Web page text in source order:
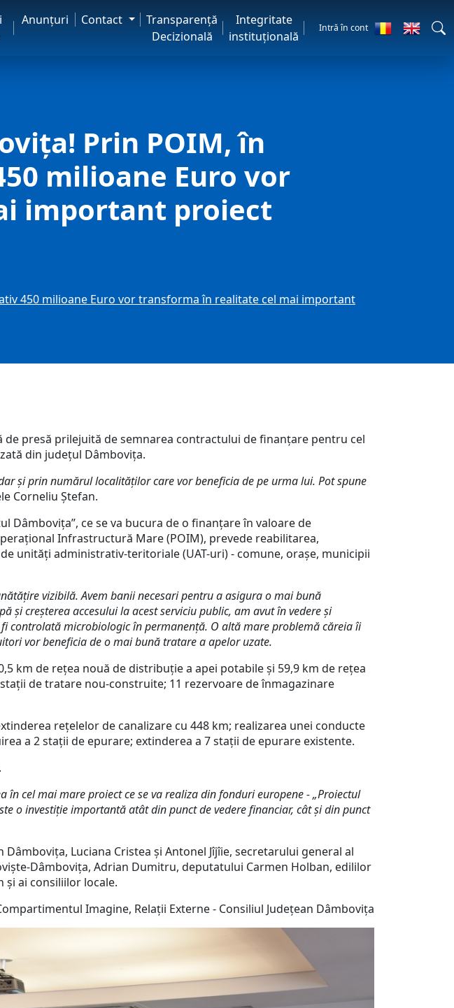
Anunţuri Contact
Transparență
Decizională
Integritate
instituțională
Intră în cont
Prin POIM, în
milioane Euro vor
important proiect
450 milioane Euro vor transforma în realitate cel mai important
presă prilejuită de semnarea contractului de finanțare pentru cel
din județul Dâmbovița.
și prin numărul localităților care vor beneficia de pe urma lui. Pot spune
Corneliu Ștefan.
Dâmbovița”, ce se va bucura de o finanțare în valoare de
Infrastructură Mare (POIM), prevede reabilitarea,
unități administrativ-teritoriale (UAT-uri) - comune, orașe, municipii
vizibilă. Avem banii necesari pentru a asigura o mai bună
creșterea accesului la acest serviciu public, am avut în vedere și
controlată microbiologic în permanență. O altă mare problemă căreia îi
vor beneficia de o mai bună tratare a apelor uzate.
km de rețea nouă de distribuție a apei potabile și 59,9 km de rețea
de tratare nou-construite; 11 rezervoare de înmagazinare
rețelelor de canalizare cu 448 km; realizarea unei conducte
a 2 stații de epurare; extinderea a 7 stații de epurare existente.
cel mai mare proiect ce se va realiza din fonduri europene - „Proiectul
o investiție importantă atât din punct de vedere financiar, cât și din punct
Luciana Cristea și Antonel Jîjîie, secretarului general al
Dâmbovița, Adrian Dumitru, deputatului Carmen Holban, edililor
și ai consiliilor locale.
Imagine, Relații Externe - Consiliul Județean Dâmbovița